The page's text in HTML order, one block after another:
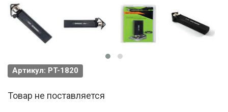
Артикул: PT-1820
Товар не поставляется